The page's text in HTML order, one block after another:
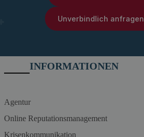
Unverbindlich anfragen
INFORMATIONEN
Agentur
Online Reputationsmanagement
Krisenkommunikation